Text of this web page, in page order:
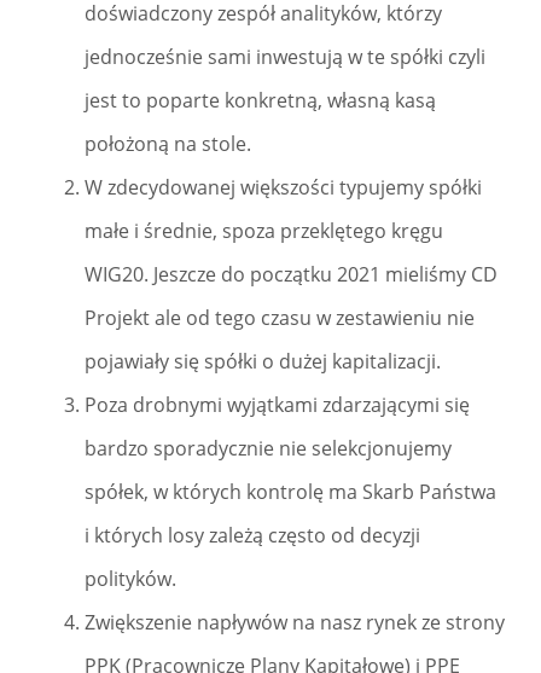
doświadczony zespół analityków, którzy
jednocześnie sami inwestują w te spółki czyli
jest to poparte konkretną, własną kasą
położoną na stole.
W zdecydowanej większości typujemy spółki
małe i średnie, spoza przeklętego kręgu
WIG20. Jeszcze do początku 2021 mieliśmy CD
Projekt ale od tego czasu w zestawieniu nie
pojawiały się spółki o dużej kapitalizacji.
Poza drobnymi wyjątkami zdarzającymi się
bardzo sporadycznie nie selekcjonujemy
spółek, w których kontrolę ma Skarb Państwa
i których losy zależą często od decyzji
polityków.
Zwiększenie napływów na nasz rynek ze strony
PPK (Pracownicze Plany Kapitałowe) i PPE